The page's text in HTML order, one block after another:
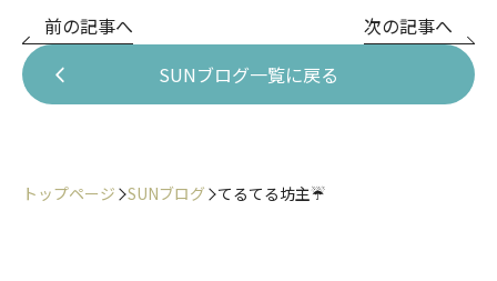
前の記事へ
SUNブログ一覧に戻る
次の記事へ
トップページ SUNブログ てるてる坊主☔